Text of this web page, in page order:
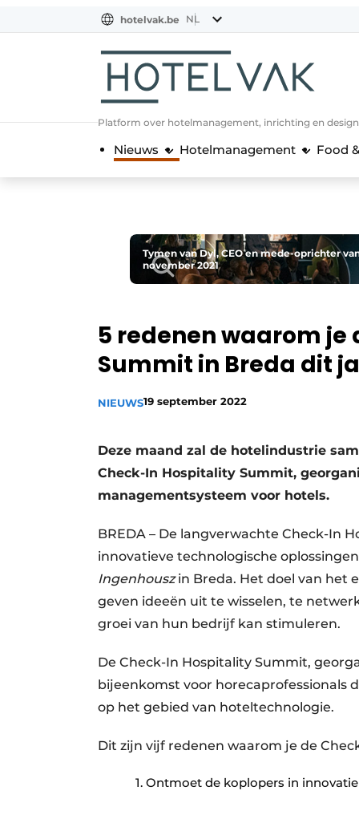
NL
EN
FR
hotelvak.be NL
Platform over hotelmanagement, inrichting en
Nieuws Hotelmanagement Food
Tymen van Dyl, CEO en mede-oprichter
november 2021
5 redenen waarom
Summit in Breda dit
NIEUWS19 september 2022
Deze maand zal de hotelindustrie
Check-In Hospitality Summit,
managementsysteem voor hotels.
BREDA – De langverwachte Check-In
innovatieve technologische
Ingenhouszin Breda. Het doel van het
geven ideeën uit te wisselen, te
groei van hun bedrijf kan stimuleren.
De Check-In Hospitality Summit,
bijeenkomst voor horecaprofessionals
op het gebied van hoteltechnologie.
Dit zijn vijf redenen waarom je de
Ontmoet de koplopers in innovatie